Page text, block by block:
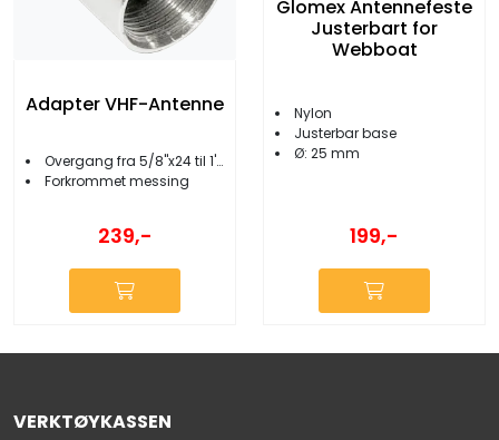
Adapter VHF-Antenne
Overgang fra 5/8''x24 til 1''x14
Forkrommet messing
239,-
Glomex Antennefeste
Justerbart for
Webboat
Nylon
Justerbar base
Ø: 25 mm
199,-
VERKTØYKASSEN